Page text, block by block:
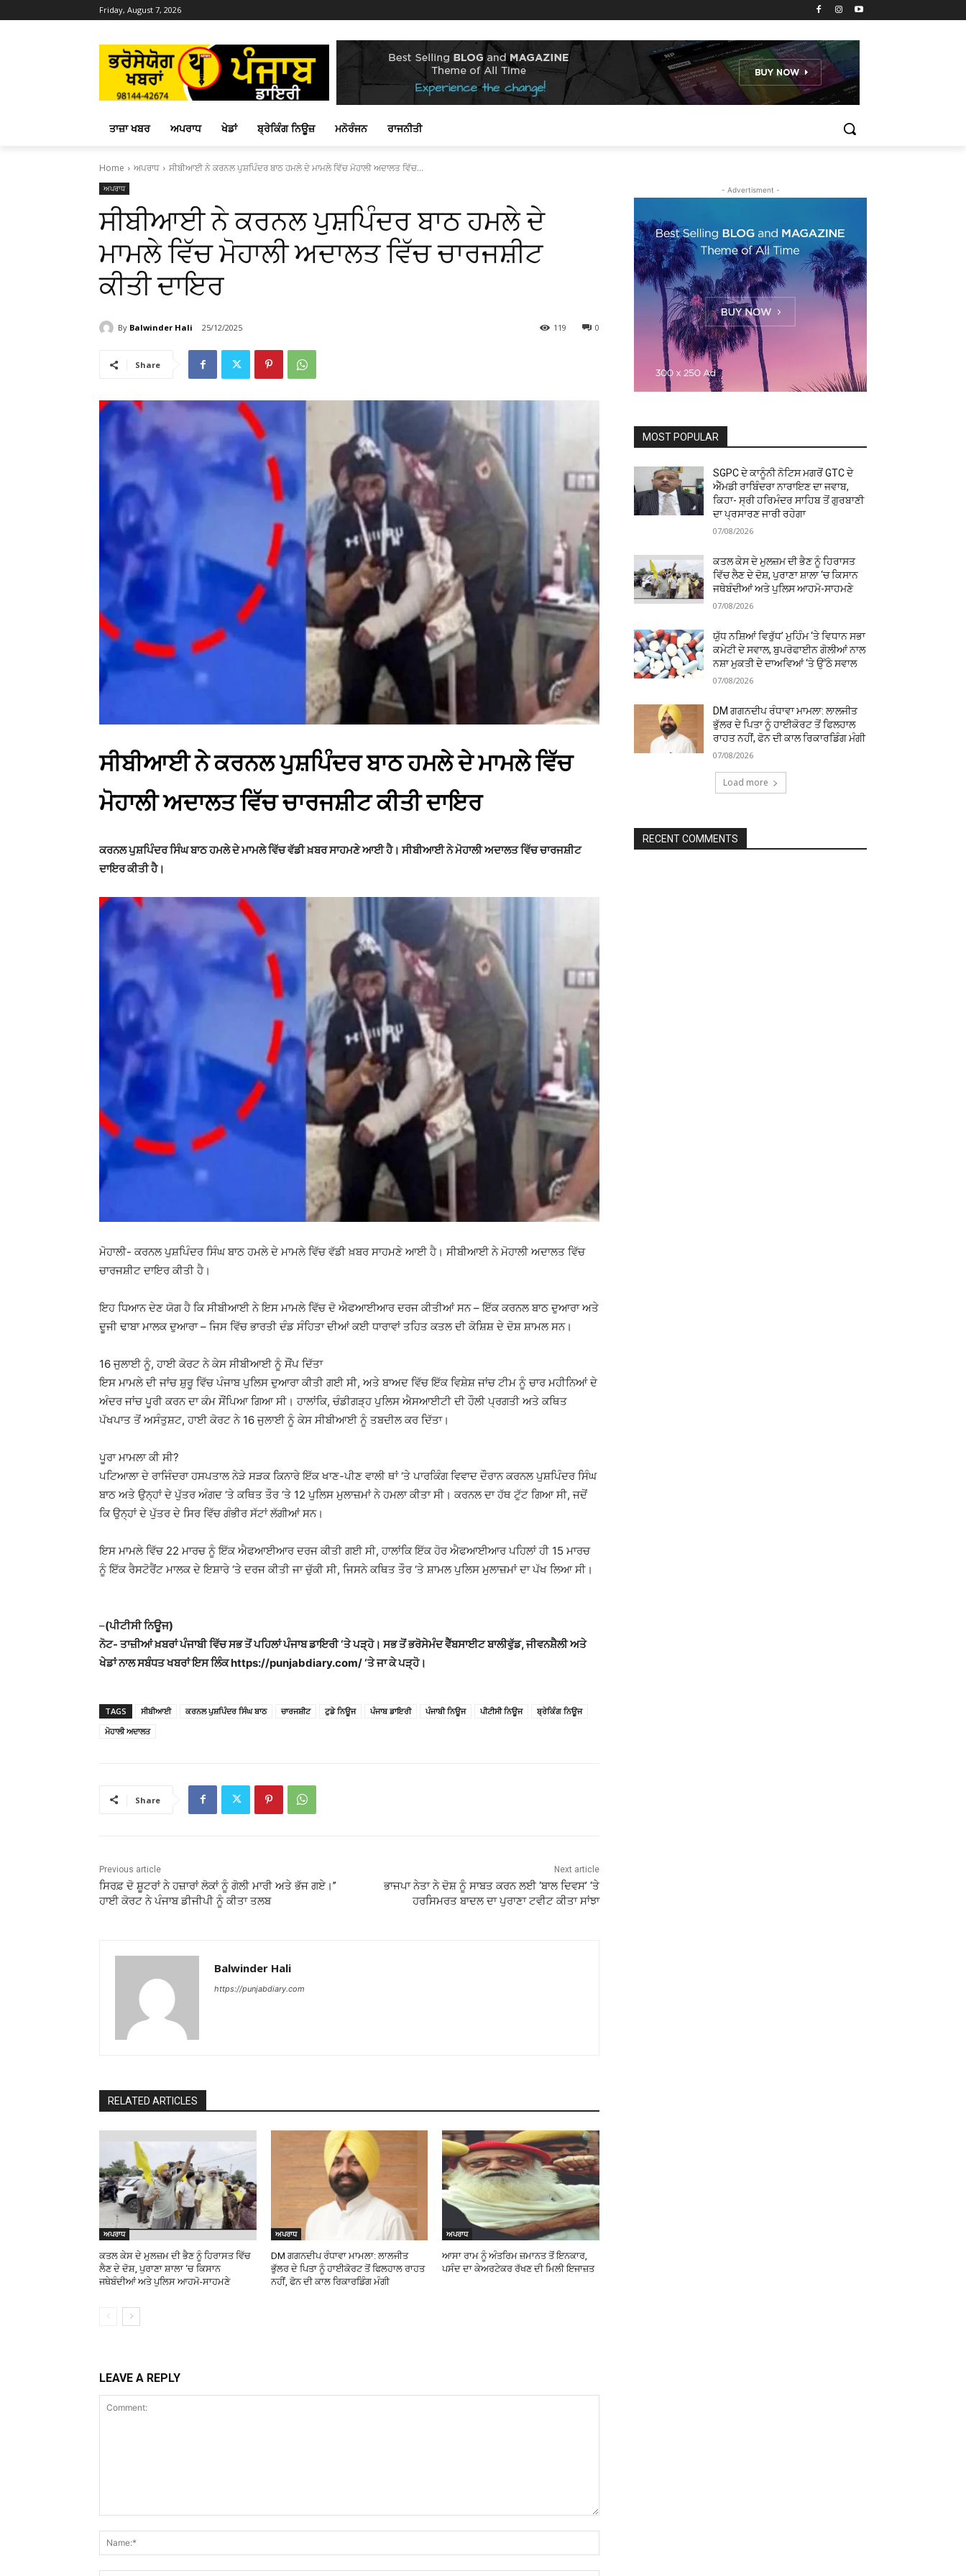
Friday, August 7, 2026
ਤਾਜ਼ਾ ਖਬਰ ਅਪਰਾਧ ਖੇਡਾਂ ਬ੍ਰੇਕਿੰਗ ਨਿਊਜ਼ ਮਨੋਰੰਜਨ ਰਾਜਨੀਤੀ
Home ਅਪਰਾਧ ਸੀਬੀਆਈ ਨੇ ਕਰਨਲ ਪੁਸ਼ਪਿੰਦਰ ਬਾਠ ਹਮਲੇ ਦੇ ਮਾਮਲੇ ਵਿੱਚ ਮੋਹਾਲੀ ਅਦਾਲਤ ਵਿੱਚ...
ਅਪਰਾਧ
ਸੀਬੀਆਈ ਨੇ ਕਰਨਲ ਪੁਸ਼ਪਿੰਦਰ ਬਾਠ ਹਮਲੇ ਦੇ
ਮਾਮਲੇ ਵਿੱਚ ਮੋਹਾਲੀ ਅਦਾਲਤ ਵਿੱਚ ਚਾਰਜਸ਼ੀਟ
ਕੀਤੀ ਦਾਇਰ
By Balwinder Hali 25/12/2025 0
119
Share
ਸੀਬੀਆਈ ਨੇ ਕਰਨਲ ਪੁਸ਼ਪਿੰਦਰ ਬਾਠ ਹਮਲੇ ਦੇ ਮਾਮਲੇ ਵਿੱਚ
ਮੋਹਾਲੀ ਅਦਾਲਤ ਵਿੱਚ ਚਾਰਜਸ਼ੀਟ ਕੀਤੀ ਦਾਇਰ
ਕਰਨਲ ਪੁਸ਼ਪਿੰਦਰ ਸਿੰਘ ਬਾਠ ਹਮਲੇ ਦੇ ਮਾਮਲੇ ਵਿੱਚ ਵੱਡੀ ਖ਼ਬਰ ਸਾਹਮਣੇ ਆਈ ਹੈ। ਸੀਬੀਆਈ ਨੇ ਮੋਹਾਲੀ ਅਦਾਲਤ ਵਿੱਚ ਚਾਰਜਸ਼ੀਟ
ਦਾਇਰ ਕੀਤੀ ਹੈ।
ਮੋਹਾਲੀ- ਕਰਨਲ ਪੁਸ਼ਪਿੰਦਰ ਸਿੰਘ ਬਾਠ ਹਮਲੇ ਦੇ ਮਾਮਲੇ ਵਿੱਚ ਵੱਡੀ ਖ਼ਬਰ ਸਾਹਮਣੇ ਆਈ ਹੈ। ਸੀਬੀਆਈ ਨੇ ਮੋਹਾਲੀ ਅਦਾਲਤ ਵਿੱਚ
ਚਾਰਜਸ਼ੀਟ ਦਾਇਰ ਕੀਤੀ ਹੈ।
ਇਹ ਧਿਆਨ ਦੇਣ ਯੋਗ ਹੈ ਕਿ ਸੀਬੀਆਈ ਨੇ ਇਸ ਮਾਮਲੇ ਵਿੱਚ ਦੋ ਐਫਆਈਆਰ ਦਰਜ ਕੀਤੀਆਂ ਸਨ – ਇੱਕ ਕਰਨਲ ਬਾਠ ਦੁਆਰਾ ਅਤੇ
ਦੂਜੀ ਢਾਬਾ ਮਾਲਕ ਦੁਆਰਾ – ਜਿਸ ਵਿੱਚ ਭਾਰਤੀ ਦੰਡ ਸੰਹਿਤਾ ਦੀਆਂ ਕਈ ਧਾਰਾਵਾਂ ਤਹਿਤ ਕਤਲ ਦੀ ਕੋਸ਼ਿਸ਼ ਦੇ ਦੋਸ਼ ਸ਼ਾਮਲ ਸਨ।
16 ਜੁਲਾਈ ਨੂੰ, ਹਾਈ ਕੋਰਟ ਨੇ ਕੇਸ ਸੀਬੀਆਈ ਨੂੰ ਸੌਂਪ ਦਿੱਤਾ
ਇਸ ਮਾਮਲੇ ਦੀ ਜਾਂਚ ਸ਼ੁਰੂ ਵਿੱਚ ਪੰਜਾਬ ਪੁਲਿਸ ਦੁਆਰਾ ਕੀਤੀ ਗਈ ਸੀ, ਅਤੇ ਬਾਅਦ ਵਿੱਚ ਇੱਕ ਵਿਸ਼ੇਸ਼ ਜਾਂਚ ਟੀਮ ਨੂੰ ਚਾਰ ਮਹੀਨਿਆਂ ਦੇ
ਅੰਦਰ ਜਾਂਚ ਪੂਰੀ ਕਰਨ ਦਾ ਕੰਮ ਸੌਂਪਿਆ ਗਿਆ ਸੀ। ਹਾਲਾਂਕਿ, ਚੰਡੀਗੜ੍ਹ ਪੁਲਿਸ ਐਸਆਈਟੀ ਦੀ ਹੌਲੀ ਪ੍ਰਗਤੀ ਅਤੇ ਕਥਿਤ
ਪੱਖਪਾਤ ਤੋਂ ਅਸੰਤੁਸ਼ਟ, ਹਾਈ ਕੋਰਟ ਨੇ 16 ਜੁਲਾਈ ਨੂੰ ਕੇਸ ਸੀਬੀਆਈ ਨੂੰ ਤਬਦੀਲ ਕਰ ਦਿੱਤਾ।
ਪੂਰਾ ਮਾਮਲਾ ਕੀ ਸੀ?
ਪਟਿਆਲਾ ਦੇ ਰਾਜਿੰਦਰਾ ਹਸਪਤਾਲ ਨੇੜੇ ਸੜਕ ਕਿਨਾਰੇ ਇੱਕ ਖਾਣ-ਪੀਣ ਵਾਲੀ ਥਾਂ ‘ਤੇ ਪਾਰਕਿੰਗ ਵਿਵਾਦ ਦੌਰਾਨ ਕਰਨਲ ਪੁਸ਼ਪਿੰਦਰ ਸਿੰਘ
ਬਾਠ ਅਤੇ ਉਨ੍ਹਾਂ ਦੇ ਪੁੱਤਰ ਅੰਗਦ ‘ਤੇ ਕਥਿਤ ਤੌਰ ‘ਤੇ 12 ਪੁਲਿਸ ਮੁਲਾਜ਼ਮਾਂ ਨੇ ਹਮਲਾ ਕੀਤਾ ਸੀ। ਕਰਨਲ ਦਾ ਹੱਥ ਟੁੱਟ ਗਿਆ ਸੀ, ਜਦੋਂ
ਕਿ ਉਨ੍ਹਾਂ ਦੇ ਪੁੱਤਰ ਦੇ ਸਿਰ ਵਿੱਚ ਗੰਭੀਰ ਸੱਟਾਂ ਲੱਗੀਆਂ ਸਨ।
ਇਸ ਮਾਮਲੇ ਵਿੱਚ 22 ਮਾਰਚ ਨੂੰ ਇੱਕ ਐਫਆਈਆਰ ਦਰਜ ਕੀਤੀ ਗਈ ਸੀ, ਹਾਲਾਂਕਿ ਇੱਕ ਹੋਰ ਐਫਆਈਆਰ ਪਹਿਲਾਂ ਹੀ 15 ਮਾਰਚ
ਨੂੰ ਇੱਕ ਰੈਸਟੋਰੈਂਟ ਮਾਲਕ ਦੇ ਇਸ਼ਾਰੇ ‘ਤੇ ਦਰਜ ਕੀਤੀ ਜਾ ਚੁੱਕੀ ਸੀ, ਜਿਸਨੇ ਕਥਿਤ ਤੌਰ ‘ਤੇ ਸ਼ਾਮਲ ਪੁਲਿਸ ਮੁਲਾਜ਼ਮਾਂ ਦਾ ਪੱਖ ਲਿਆ ਸੀ।
–(ਪੀਟੀਸੀ ਨਿਊਜ)
ਨੋਟ- ਤਾਜ਼ੀਆਂ ਖ਼ਬਰਾਂ ਪੰਜਾਬੀ ਵਿੱਚ ਸਭ ਤੋਂ ਪਹਿਲਾਂ ਪੰਜਾਬ ਡਾਇਰੀ ‘ਤੇ ਪੜ੍ਹੋ। ਸਭ ਤੋਂ ਭਰੋਸੇਮੰਦ ਵੈੱਬਸਾਈਟ ਬਾਲੀਵੁੱਡ, ਜੀਵਨਸ਼ੈਲੀ ਅਤੇ
ਖੇਡਾਂ ਨਾਲ ਸਬੰਧਤ ਖਬਰਾਂ ਇਸ ਲਿੰਕ https://punjabdiary.com/ ‘ਤੇ ਜਾ ਕੇ ਪੜ੍ਹੋ।
TAGS ਸੀਬੀਆਈ ਕਰਨਲ ਪੁਸ਼ਪਿੰਦਰ ਸਿੰਘ ਬਾਠ ਚਾਰਜਸ਼ੀਟ ਟੁਡੇ ਨਿਊਜ ਪੰਜਾਬ ਡਾਇਰੀ ਪੰਜਾਬੀ ਨਿਊਜ ਪੀਟੀਸੀ ਨਿਊਜ
ਬ੍ਰੇਕਿੰਗ ਨਿਊਜ
ਮੋਹਾਲੀ ਅਦਾਲਤ
Share
Previous article
ਸਿਰਫ਼ ਦੋ ਸ਼ੂਟਰਾਂ ਨੇ ਹਜ਼ਾਰਾਂ ਲੋਕਾਂ ਨੂੰ ਗੋਲੀ ਮਾਰੀ ਅਤੇ ਭੱਜ ਗਏ।”
ਹਾਈ ਕੋਰਟ ਨੇ ਪੰਜਾਬ ਡੀਜੀਪੀ ਨੂੰ ਕੀਤਾ ਤਲਬ
Next article
ਭਾਜਪਾ ਨੇਤਾ ਨੇ ਦੋਸ਼ ਨੂੰ ਸਾਬਤ ਕਰਨ ਲਈ ‘ਬਾਲ ਦਿਵਸ’ ‘ਤੇ
ਹਰਸਿਮਰਤ ਬਾਦਲ ਦਾ ਪੁਰਾਣਾ ਟਵੀਟ ਕੀਤਾ ਸਾਂਝਾ
Balwinder Hali
https://punjabdiary.com
RELATED ARTICLES
ਅਪਰਾਧ
ਕਤਲ ਕੇਸ ਦੇ ਮੁਲਜ਼ਮ ਦੀ ਭੈਣ ਨੂੰ ਹਿਰਾਸਤ ਵਿੱਚ
ਲੈਣ ਦੇ ਦੋਸ਼, ਪੁਰਾਣਾ ਸ਼ਾਲਾ ‘ਚ ਕਿਸਾਨ
ਜਥੇਬੰਦੀਆਂ ਅਤੇ ਪੁਲਿਸ ਆਹਮੋ-ਸਾਹਮਣੇ
ਅਪਰਾਧ
DM ਗਗਨਦੀਪ ਰੰਧਾਵਾ ਮਾਮਲਾ: ਲਾਲਜੀਤ
ਭੁੱਲਰ ਦੇ ਪਿਤਾ ਨੂੰ ਹਾਈਕੋਰਟ ਤੋਂ ਫਿਲਹਾਲ ਰਾਹਤ
ਨਹੀਂ, ਫੋਨ ਦੀ ਕਾਲ ਰਿਕਾਰਡਿੰਗ ਮੰਗੀ
ਅਪਰਾਧ
ਆਸਾ ਰਾਮ ਨੂੰ ਅੰਤਰਿਮ ਜ਼ਮਾਨਤ ਤੋਂ ਇਨਕਾਰ,
ਪਸੰਦ ਦਾ ਕੇਅਰਟੇਕਰ ਰੱਖਣ ਦੀ ਮਿਲੀ ਇਜਾਜ਼ਤ
LEAVE A REPLY
- Advertisment -
MOST POPULAR
SGPC ਦੇ ਕਾਨੂੰਨੀ ਨੋਟਿਸ ਮਗਰੋਂ GTC ਦੇ
ਐੱਮਡੀ ਰਾਬਿੰਦਰਾ ਨਾਰਾਇਣ ਦਾ ਜਵਾਬ,
ਕਿਹਾ- ਸ੍ਰੀ ਹਰਿਮੰਦਰ ਸਾਹਿਬ ਤੋਂ ਗੁਰਬਾਣੀ
ਦਾ ਪ੍ਰਸਾਰਣ ਜਾਰੀ ਰਹੇਗਾ
07/08/2026
ਕਤਲ ਕੇਸ ਦੇ ਮੁਲਜ਼ਮ ਦੀ ਭੈਣ ਨੂੰ ਹਿਰਾਸਤ
ਵਿੱਚ ਲੈਣ ਦੇ ਦੋਸ਼, ਪੁਰਾਣਾ ਸ਼ਾਲਾ ‘ਚ ਕਿਸਾਨ
ਜਥੇਬੰਦੀਆਂ ਅਤੇ ਪੁਲਿਸ ਆਹਮੋ-ਸਾਹਮਣੇ
07/08/2026
ਯੁੱਧ ਨਸ਼ਿਆਂ ਵਿਰੁੱਧ’ ਮੁਹਿੰਮ ‘ਤੇ ਵਿਧਾਨ ਸਭਾ
ਕਮੇਟੀ ਦੇ ਸਵਾਲ, ਬੁਪਰੋਫਾਈਨ ਗੋਲੀਆਂ ਨਾਲ
ਨਸ਼ਾ ਮੁਕਤੀ ਦੇ ਦਾਅਵਿਆਂ ‘ਤੇ ਉੱਠੇ ਸਵਾਲ
07/08/2026
DM ਗਗਨਦੀਪ ਰੰਧਾਵਾ ਮਾਮਲਾ: ਲਾਲਜੀਤ
ਭੁੱਲਰ ਦੇ ਪਿਤਾ ਨੂੰ ਹਾਈਕੋਰਟ ਤੋਂ ਫਿਲਹਾਲ
ਰਾਹਤ ਨਹੀਂ, ਫੋਨ ਦੀ ਕਾਲ ਰਿਕਾਰਡਿੰਗ ਮੰਗੀ
07/08/2026
Load more
RECENT COMMENTS